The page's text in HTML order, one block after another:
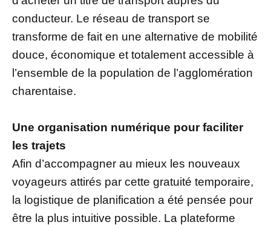
conducteur. Le réseau de transport se
transforme de fait en une alternative de mobilité
douce, économique et totalement accessible à
l’ensemble de la population de l’agglomération
charentaise.
Une organisation numérique pour faciliter
les trajets
Afin d’accompagner au mieux les nouveaux
voyageurs attirés par cette gratuité temporaire,
la logistique de planification a été pensée pour
être la plus intuitive possible. La plateforme